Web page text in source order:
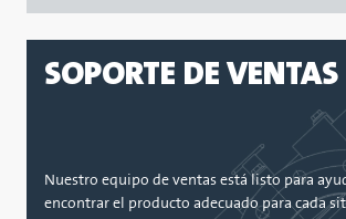
SOPORTE DE VENTAS
Nuestro equipo de ventas está listo para
encontrar el producto adecuado para cada